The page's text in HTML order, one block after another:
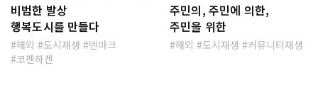
비범한 발상
행복도시를 만들다
해외 도시재생
덴마크
코펜하겐
주민의, 주민에 의한,
주민을 위한
해외 도시재생 커뮤니티재생